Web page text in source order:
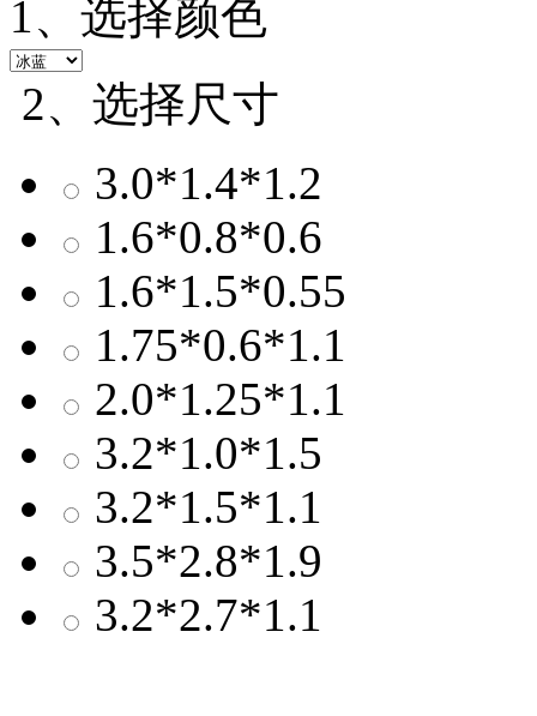
1、选择颜色
2、选择尺寸
3.0*1.4*1.2
1.6*0.8*0.6
1.6*1.5*0.55
1.75*0.6*1.1
2.0*1.25*1.1
3.2*1.0*1.5
3.2*1.5*1.1
3.5*2.8*1.9
3.2*2.7*1.1